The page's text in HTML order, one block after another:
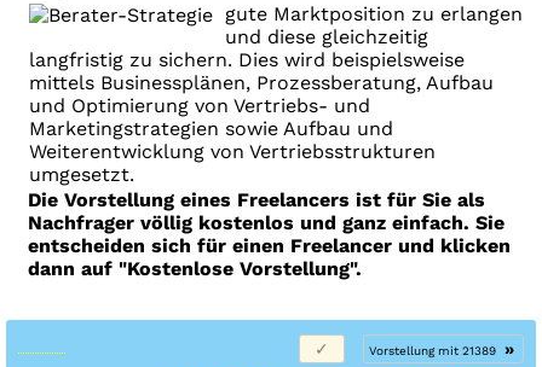
gute Marktposition zu erlangen
und diese gleichzeitig
langfristig zu sichern. Dies wird beispielsweise
mittels Businessplänen, Prozessberatung, Aufbau
und Optimierung von Vertriebs- und
Marketingstrategien sowie Aufbau und
Weiterentwicklung von Vertriebsstrukturen
umgesetzt.
Die Vorstellung eines Freelancers ist für Sie als
Nachfrager völlig kostenlos und ganz einfach. Sie
entscheiden sich für einen Freelancer und klicken
dann auf "Kostenlose Vorstellung".
Vorstellung mit 21389
»